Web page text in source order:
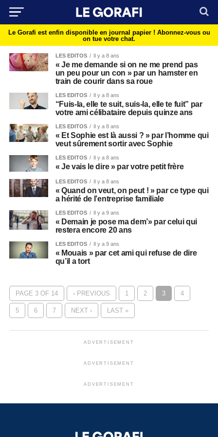
Le Gorafi est enfin disponible en journal papier ! Abonnez-vous ou
on tue votre chat.
LES EDITOS Il y a 8 ans
« Je me demande si on ne me prend pas
un peu pour un con » par un hamster en
train de courir dans sa roue
LES EDITOS Il y a 8 ans
“Fuis-la, elle te suit, suis-la, elle te fuit” par
votre ami célibataire depuis quinze ans
LES EDITOS Il y a 8 ans
« Et Sophie est là aussi ? » par l’homme qui
veut sûrement sortir avec Sophie
LES EDITOS Il y a 8 ans
« Je vais le dire » par votre petit frère
LES EDITOS Il y a 8 ans
« Quand on veut, on peut ! » par ce type qui
a hérité de l’entreprise familiale
LES EDITOS Il y a 9 ans
« Demain je pose ma dem’» par celui qui
restera encore 20 ans
LES EDITOS Il y a 9 ans
« Mouais » par cet ami qui refuse de dire
qu’il a tort
PAGE 3 OF 14 ‹ PREVIOUS 1 2 3 4
5 6 7 NEXT › LAST »
ADVERTISEMENT
ADVERTISEMENT
ADVERTISEMENT